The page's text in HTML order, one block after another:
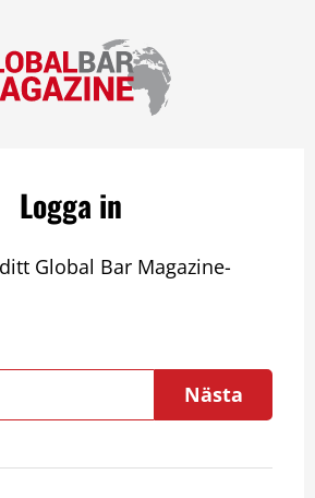
Logga in
Global Bar Magazine-
Nästa